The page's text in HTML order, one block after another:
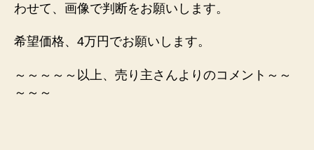
わせて、画像で判断をお願いします。
希望価格、4万円でお願いします。
～～～～～以上、売り主さんよりのコメント～～
～～～